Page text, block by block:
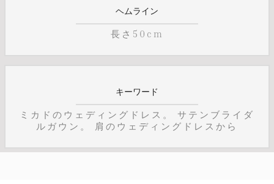
ヘムライン
長さ50cm
キーワード
ミカドのウェディングドレス。 サテンブライダ
ルガウン。 肩のウェディングドレスから